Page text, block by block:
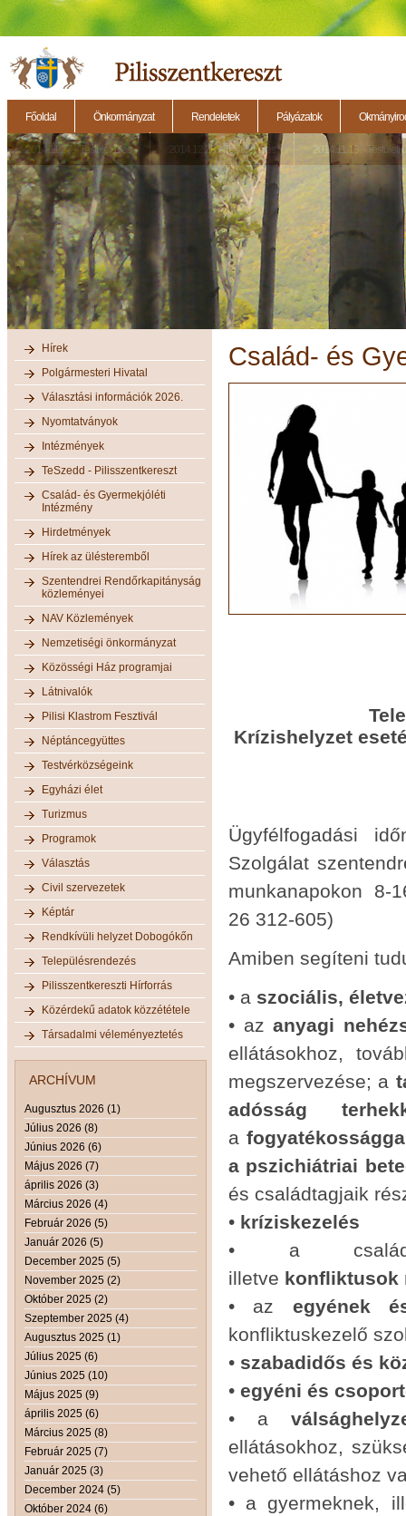
Főoldal Önkormányzat Rendeletek Pályázatok
2014.11.27. - Testületi ülés 2014.12.28. - Testületi ülés 2014.11.13. - Testületi
Hírek
Polgármesteri Hivatal
Választási információk 2026.
Nyomtatványok
Intézmények
TeSzedd - Pilisszentkereszt
Család- és Gyermekjóléti
Intézmény
Hirdetmények
Hírek az ülésteremből
Szentendrei Rendőrkapitányság
közleményei
NAV Közlemények
Nemzetiségi önkormányzat
Közösségi Ház programjai
Látnivalók
Pilisi Klastrom Fesztivál
Néptáncegyüttes
Testvérközségeink
Egyházi élet
Turizmus
Programok
Választás
Civil szervezetek
Képtár
Rendkívüli helyzet Dobogókőn
Településrendezés
Pilisszentkereszti Hírforrás
Közérdekű adatok közzététele
Társadalmi véleményeztetés
ARCHÍVUM
Augusztus 2026 (1)
Július 2026 (8)
Június 2026 (6)
Május 2026 (7)
április 2026 (3)
Március 2026 (4)
Február 2026 (5)
Január 2026 (5)
December 2025 (5)
November 2025 (2)
Október 2025 (2)
Szeptember 2025 (4)
Augusztus 2025 (1)
Július 2025 (6)
Június 2025 (10)
Május 2025 (9)
április 2025 (6)
Március 2025 (8)
Február 2025 (7)
Január 2025 (3)
December 2024 (5)
Október 2024 (6)
Család- és
Krízishelyzet
Ügyfélfogadási
Szolgálat
munkanapokon
26 312-605)
Amiben segíteni
• a szociális,
• azanyagi
ellátásokhoz,
megszervezése; a
adósság
a
a pszichiátriai
és családtagjaik
• kríziskezelés
• a
illetve konfliktusok
• az egyének
konfliktuskezelő
• szabadidős és
• egyéni és
• a
ellátásokhoz,
vehető ellátáshoz
• a gyermeknek,